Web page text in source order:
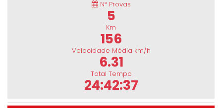
Nº Provas
5
Km
156
Velocidade Média km/h
6.31
Total Tempo
24:42:37